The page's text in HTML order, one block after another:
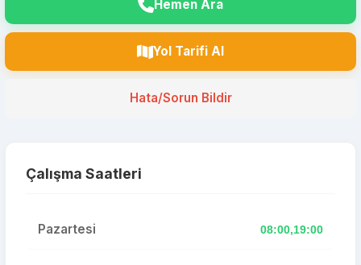
Hemen Ara
Yol Tarifi Al
Hata/Sorun Bildir
Çalışma Saatleri
Pazartesi 08:00,19:00